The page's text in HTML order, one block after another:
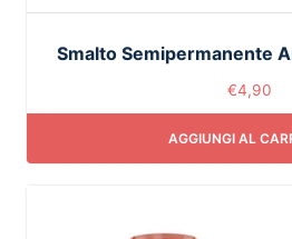
Smalto Semipermanente
€4,90
AGGIUNGI AL